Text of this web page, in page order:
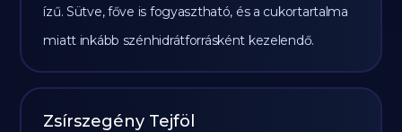
ízű. Sütve, főve is fogyasztható, és a cukortartalma
miatt inkább szénhidrátforrásként kezelendő.
Zsírszegény Tejföl